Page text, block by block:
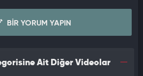
seçim sandığı kurulacak.
gösterdiğinde kapanacak.
BIR YORUM YAPIN
Ait Diğer Videolar